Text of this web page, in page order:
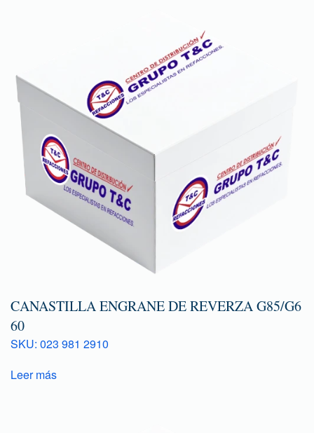
CANASTILLA ENGRANE DE REVERZA G85/G6
60
SKU: 023 981 2910
Leer más